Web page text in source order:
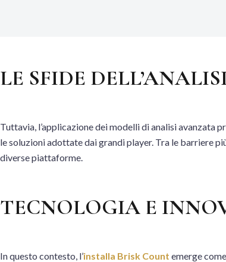
LE SFIDE
Tuttavia, l’applicazione dei modelli di analisi avanzata
le soluzioni adottate dai grandi player. Tra le barriere
diverse piattaforme.
TECNOLOGIA E
In questo contesto, l’installa Brisk Count emerge